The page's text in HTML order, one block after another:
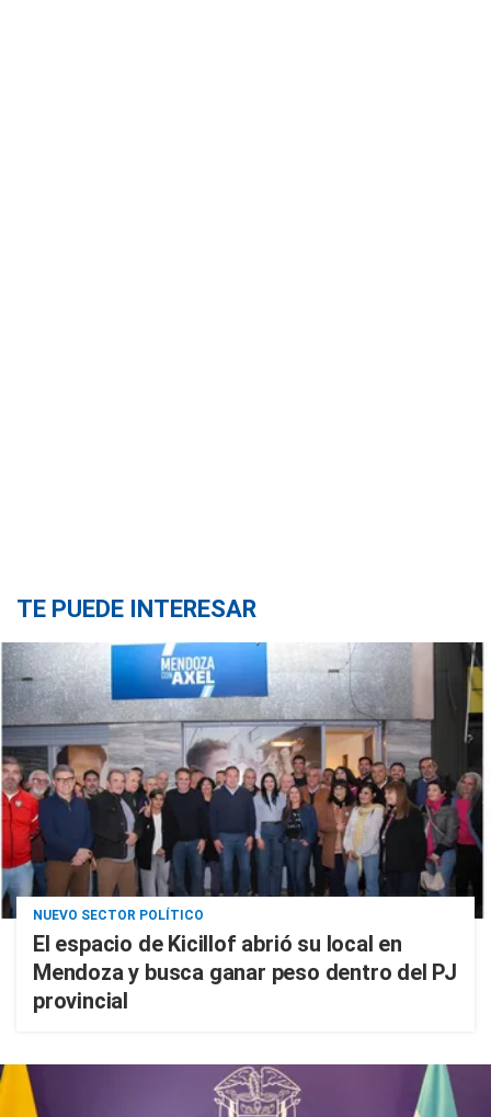
TE PUEDE INTERESAR
NUEVO SECTOR POLÍTICO
El espacio de Kicillof abrió su local en
Mendoza y busca ganar peso dentro del PJ
provincial